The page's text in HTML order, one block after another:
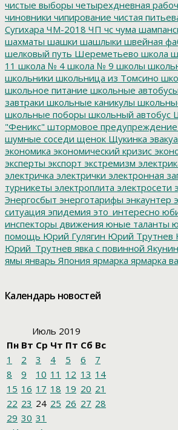
чистые выборы четырехдневная
чиновники чипирование чистая
Сугихара ЧМ-2018 ЧП чс чума
шахматы шашки шашлыки швейная
шелковый путь Шереметьево школа
11 школа № 4 школа № 9 школы
школьники школьница из Томсино
школьное питание школьные автобусы
завтраки школьные каникулы
школьные поборы школьный автобус
"Феникс" штормовое предупреждение
шумные соседи щенок Щукинка
экономика экономический кризис
эксперты экспорт экстремизм
электричка электрички электронная
турникеты электроплита электросети
Энергосбыт энерготарифы энкаунтер
ситуация эпидемия это_интересно
инспекторы движения юные таланты
помощь Юрий Гулягин Юрий Трутнев
Юрий_Трутнев явка с повинной Якунин
ямы январь Япония ярмарка ярмарка
Календарь новостей
Июль 2019
Пн Вт Ср Чт Пт Сб Вс
1
2 3 4 5 6
7
8
9 10 11 12 13 14
15 16 17 18 19 20 21
22 23 24 25 26 27 28
29 30 31